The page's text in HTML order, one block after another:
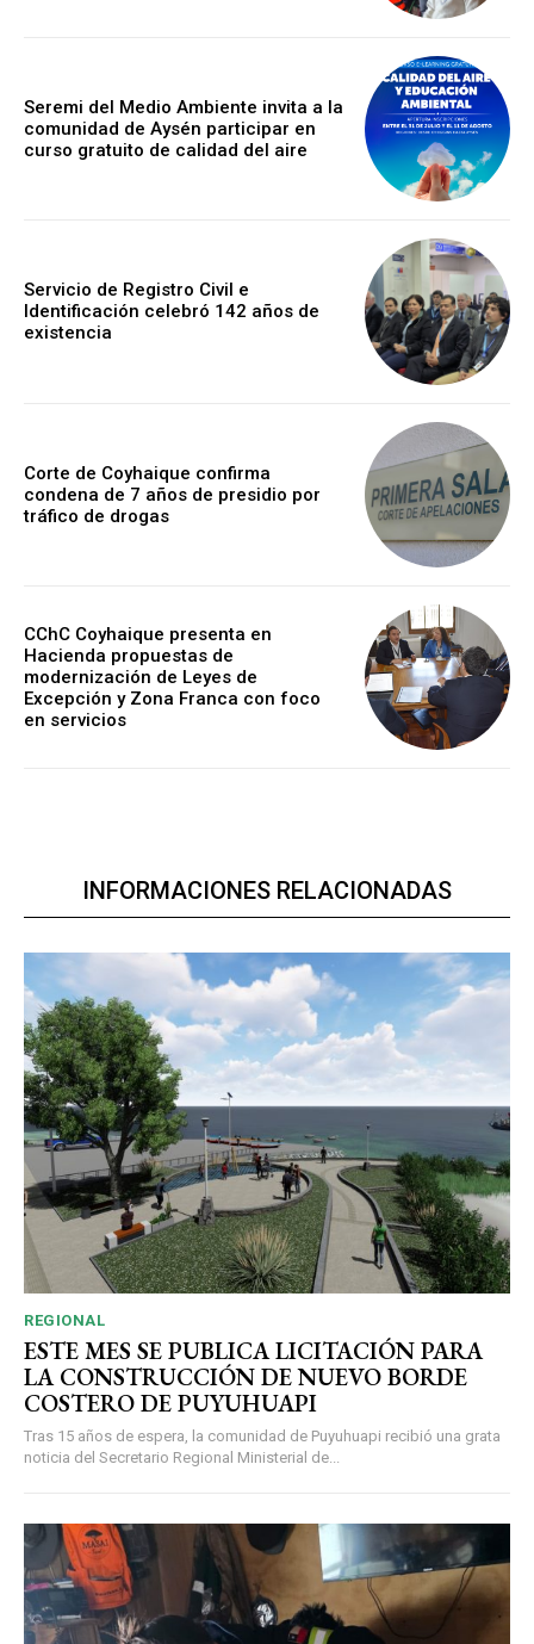
Seremi del Medio Ambiente invita a la
comunidad de Aysén participar en
curso gratuito de calidad del aire
Servicio de Registro Civil e
Identificación celebró 142 años de
existencia
Corte de Coyhaique confirma
condena de 7 años de presidio por
tráfico de drogas
CChC Coyhaique presenta en
Hacienda propuestas de
modernización de Leyes de
Excepción y Zona Franca con foco
en servicios
INFORMACIONES RELACIONADAS
REGIONAL
ESTE MES SE PUBLICA LICITACIÓN PARA
LA CONSTRUCCIÓN DE NUEVO BORDE
COSTERO DE PUYUHUAPI
Tras 15 años de espera, la comunidad de Puyuhuapi recibió una grata
noticia del Secretario Regional Ministerial de...